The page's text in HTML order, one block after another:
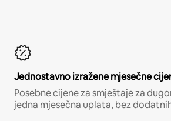
Jednostavno izražene mjesečne
Posebne cijene za smještaje za
jedna mjesečna uplata, bez